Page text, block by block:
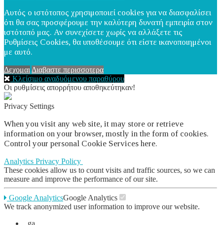
Αυτός ο ιστότοπος χρησιμοποιεί cookies για να διασφαλίσει
ότι θα σας προσφέρουμε την καλύτερη δυνατή εμπειρία στον
ιστότοπό μας. Αν συνεχίσετε χωρίς να αλλάξετε τις
Ρυθμίσεις Cookies, θα υποθέσουμε ότι είστε ικανοποιημένοι
με αυτό.
Δεχομαι Διαβαστε περισσοτερα
Κλείσιμο αναδυόμενου παραθύρου
Οι ρυθμίσεις απορρήτου αποθηκεύτηκαν!
Privacy Settings
When you visit any web site, it may store or retrieve
information on your browser, mostly in the form of cookies.
Control your personal Cookie Services here.
Analytics Privacy Policy
These cookies allow us to count visits and traffic sources, so we can
measure and improve the performance of our site.
Google AnalyticsGoogle Analytics
We track anonymized user information to improve our website.